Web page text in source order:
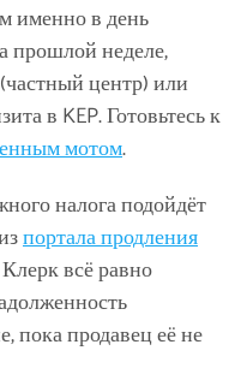
именно в день
прошлой неделе,
центр) или
в KEP. Готовьтесь к
мотом.
налога подойдёт
портала продления
всё равно
пока продавец её не